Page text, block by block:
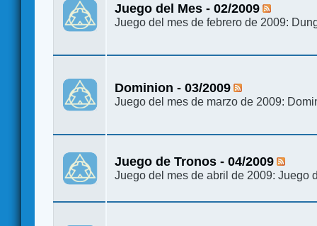
Juego del Mes - 02/2009
Juego del mes de febrero de 2009:
Dominion - 03/2009
Juego del mes de marzo de 2009:
Juego de Tronos - 04/2009
Juego del mes de abril de 2009: Juego